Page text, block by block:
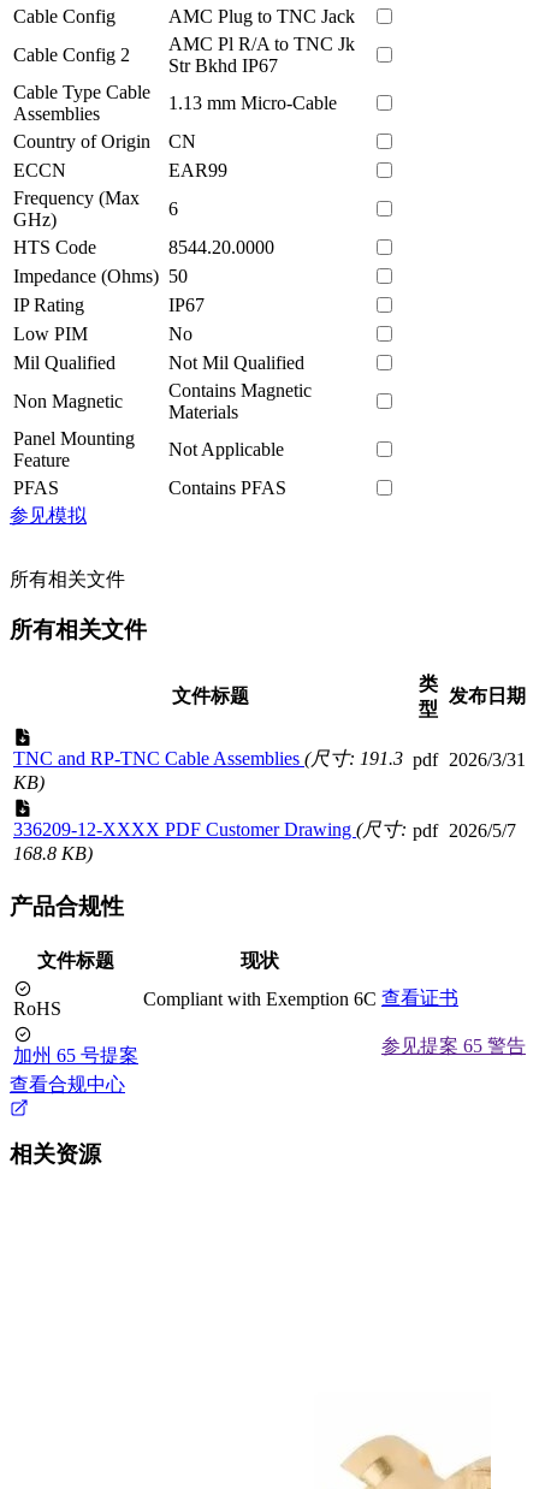
Cable Config
AMC Plug to TNC Jack
Cable Config 2
AMC Pl R/A to TNC Jk
Str Bkhd IP67
Cable Type Cable
Assemblies
1.13 mm Micro-Cable
Country of Origin
CN
ECCN
EAR99
Frequency (Max
GHz)
6
HTS Code
8544.20.0000
Impedance (Ohms) 50
IP Rating
IP67
Low PIM
No
Mil Qualified
Not Mil Qualified
Non Magnetic
Contains Magnetic
Materials
Panel Mounting
Feature
Not Applicable
PFAS
Contains PFAS
参见模拟
所有相关文件
所有相关文件
文件标题
类
型
发布日期
TNC and RP-TNC Cable Assemblies (尺寸: 191.3
KB)
pdf 2026/3/31
336209-12-XXXX PDF Customer Drawing (尺寸:
168.8 KB)
pdf 2026/5/7
产品合规性
文件标题 现状
RoHS Compliant with Exemption 6C 查看证书
加州 65 号提案
参见提案 65 警告
查看合规中心
相关资源